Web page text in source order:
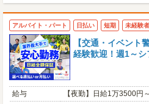
アルバイト・パート 日払い 短期 未経験
【交通・イベント
経験歓迎！週1～
給与
【夜勤】日給1万3500円